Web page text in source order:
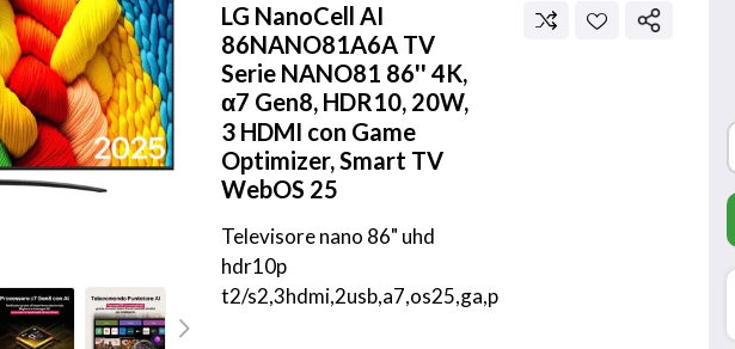
LG NanoCell AI
86NANO81A6A TV
Serie NANO81 86'' 4K,
α7 Gen8, HDR10, 20W,
3 HDMI con Game
Optimizer, Smart TV
WebOS 25
Televisore nano 86" uhd
hdr10p
t2/s2,3hdmi,2usb,a7,os25,ga,p